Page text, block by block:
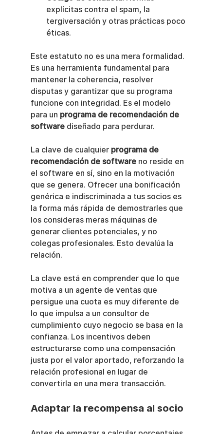
explícitas contra el spam, la
tergiversación y otras prácticas poco
éticas.
Este estatuto no es una mera formalidad.
Es una herramienta fundamental para
mantener la coherencia, resolver
disputas y garantizar que su programa
funcione con integridad. Es el modelo
para un programa de recomendación de
software diseñado para perdurar.
La clave de cualquier programa de
recomendación de software no reside en
el software en sí, sino en la motivación
que se genera. Ofrecer una bonificación
genérica e indiscriminada a tus socios es
la forma más rápida de demostrarles que
los consideras meras máquinas de
generar clientes potenciales, y no
colegas profesionales. Esto devalúa la
relación.
La clave está en comprender que lo que
motiva a un agente de ventas que
persigue una cuota es muy diferente de
lo que impulsa a un consultor de
cumplimiento cuyo negocio se basa en la
confianza. Los incentivos deben
estructurarse como una compensación
justa por el valor aportado, reforzando la
relación profesional en lugar de
convertirla en una mera transacción.
Adaptar la recompensa al socio